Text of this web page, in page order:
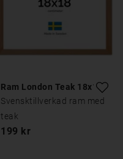
Ram London Teak 18x18
Svensktillverkad ram med
teak
199 kr